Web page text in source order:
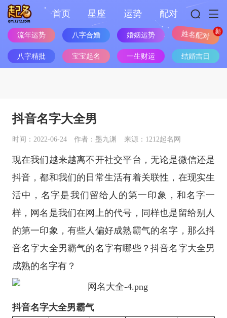
首页 星座 运势 配对
流年运势 八字合婚 婚姻运势 姓名配对
八字精批 宝宝起名 一生财运 结婚吉日
抖音名字大全男
时间：2022-06-24 作者：墨九渊 来源：1212起名网
现在我们越来越离不开社交平台，无论是微信还是
抖音，都和我们的日常生活有着关联性，在现实生
活中，名字是我们留给人的第一印象，和名字一
样，网名是我们在网上的代号，同样也是留给别人
的第一印象，有些人偏好成熟霸气的名字，那么抖
音名字大全男霸气的名字有哪些？抖音名字大全男
成熟的名字有？
抖音名字大全男霸气